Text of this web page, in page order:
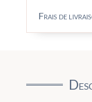
Frais de